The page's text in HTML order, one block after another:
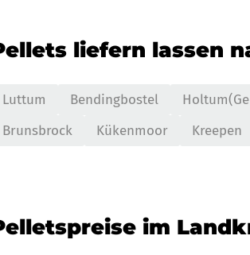
liefern lassen
Luttum Bendingbostel
Brunsbrock
Kükenmoor Kreepen
im